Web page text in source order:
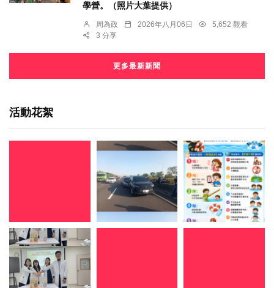
學營。（照片大葉提供）
周為政 2026年八月06日
5,652 觀看
3 分享
更多最新新聞
活動花絮